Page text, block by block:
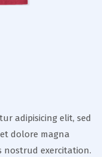
adipisicing elit, sed
dolore magna
nostrud exercitation.